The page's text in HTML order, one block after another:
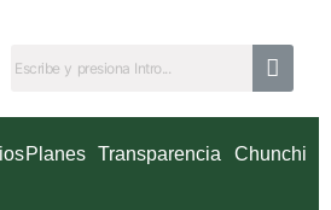
Planes Transparencia Chunchi